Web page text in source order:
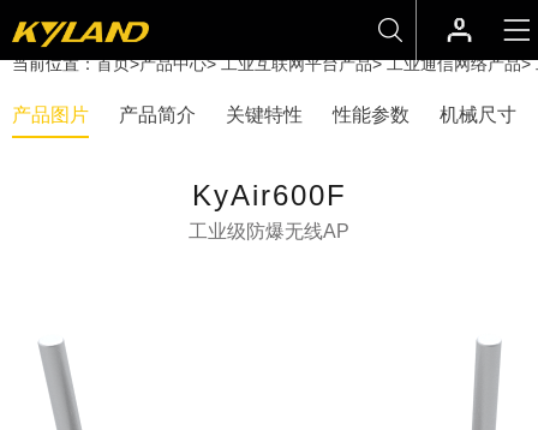
当前位置：首页>产品中心>工业互联网平台产品>工业通信网络产品>
产品图片 产品简介 关键特性 性能参数 机械尺寸
KyAir600F
工业级防爆无线AP